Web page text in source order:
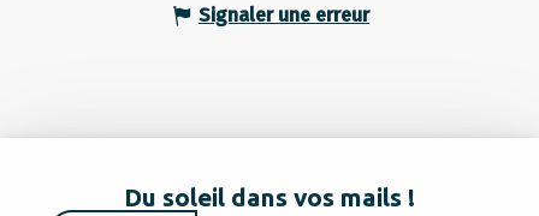
Signaler une erreur
Du soleil dans vos mails !